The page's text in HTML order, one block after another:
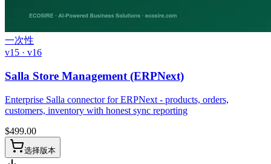
一次性
v15 · v16
Salla Store Management (ERPNext)
Enterprise Salla connector for ERPNext - products, orders,
customers, inventory with honest sync reporting
$499.00
选择版本